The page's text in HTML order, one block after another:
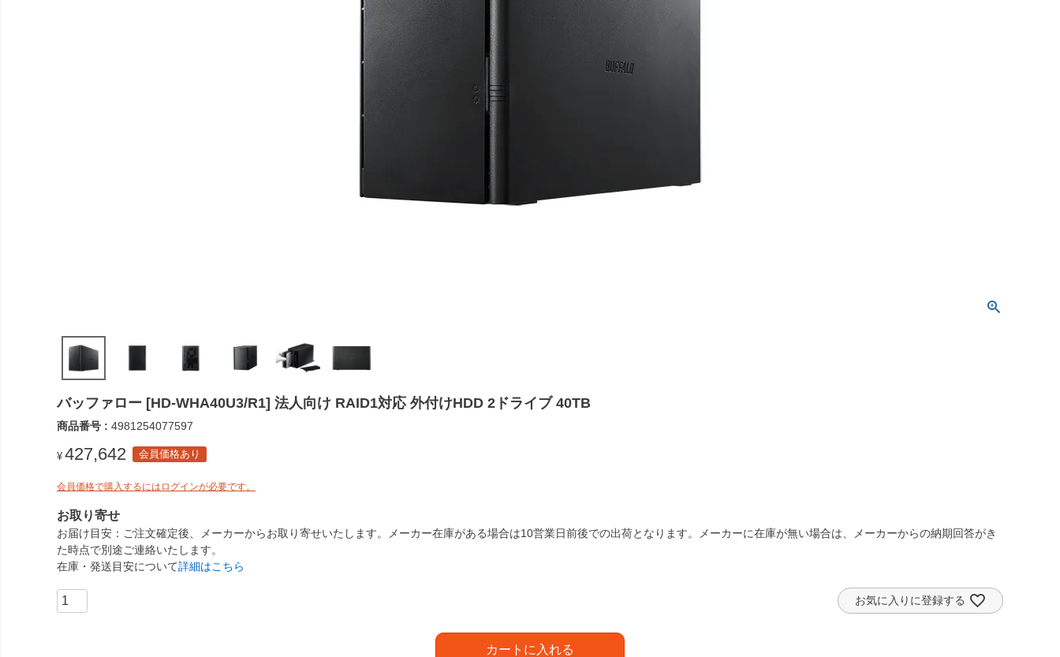
バッファロー [HD-WHA40U3/R1] 法人向け RAID1対応 外付けHDD 2ドライブ 40TB
商品番号 4981254077597
¥ 427,642 会員価格あり
会員価格で購入するにはログインが必要です。
お取り寄せ
お届け目安
ご注文確定後、メーカーからお取り寄せいたします。メーカー在庫がある場合は10営業日前後での出荷となります。メーカーに在庫が無い場合は、メーカーからの納期回答がき
た時点で別途ご連絡いたします。
在庫・発送目安について詳細はこちら
お気に入りに登録する
カートに入れる